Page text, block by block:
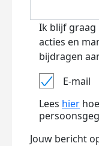
Ik blijf graag
acties en
bijdragen
E-mail
Lees hier
Jouw bericht